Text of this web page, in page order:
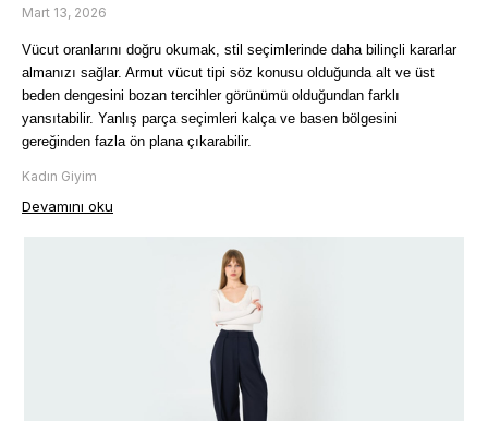
Mart 13, 2026
Vücut oranlarını doğru okumak, stil seçimlerinde daha bilinçli kararlar
almanızı sağlar. Armut vücut tipi söz konusu olduğunda alt ve üst
beden dengesini bozan tercihler görünümü olduğundan farklı
yansıtabilir. Yanlış parça seçimleri kalça ve basen bölgesini
gereğinden fazla ön plana çıkarabilir.
Kadın Giyim
Devamını oku